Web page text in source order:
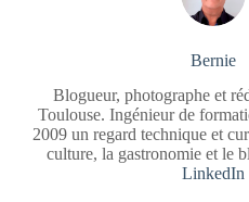
Bernie
Blogueur, photographe et
Toulouse. Ingénieur de
2009 un regard technique et
culture, la gastronomie et le
LinkedIn